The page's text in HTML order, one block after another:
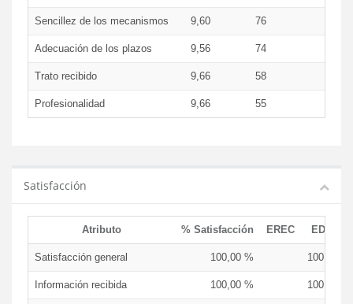
Sencillez de los mecanismos 9,60 76
Adecuación de los plazos 9,56 74
Trato recibido 9,66 58
Profesionalidad 9,66 55
Satisfacción
Atributo % Satisfacción EREC EDCEN
Satisfacción general 100,00 % 100,00 %
Información recibida 100,00 % 100,00 %